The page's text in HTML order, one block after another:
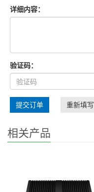
详细内容：
验证码：
提交订单 重新填写
相关产品